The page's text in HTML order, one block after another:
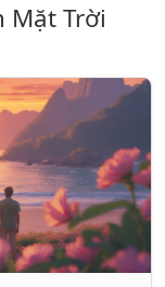
Mặt Trời